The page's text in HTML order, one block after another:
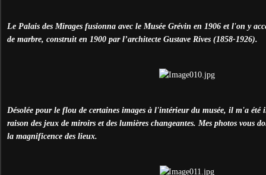
Le Palais des Mirages fusionna avec le Musée Grévin en 1906 et l'on y
de marbre, construit en 1900 par l’architecte Gustave Rives (1858-1926).
Désolée pour le flou de certaines images à l'intérieur du musée, il m'a été
raison des jeux de miroirs et des lumières changeantes. Mes photos vous
la magnificence des lieux.